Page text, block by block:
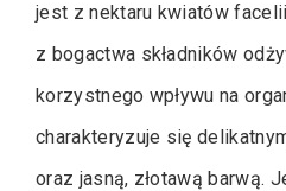
jest z nektaru kwiatów
z bogactwa składników
korzystnego wpływu na
charakteryzuje się
oraz jasną, złotawą barwą.